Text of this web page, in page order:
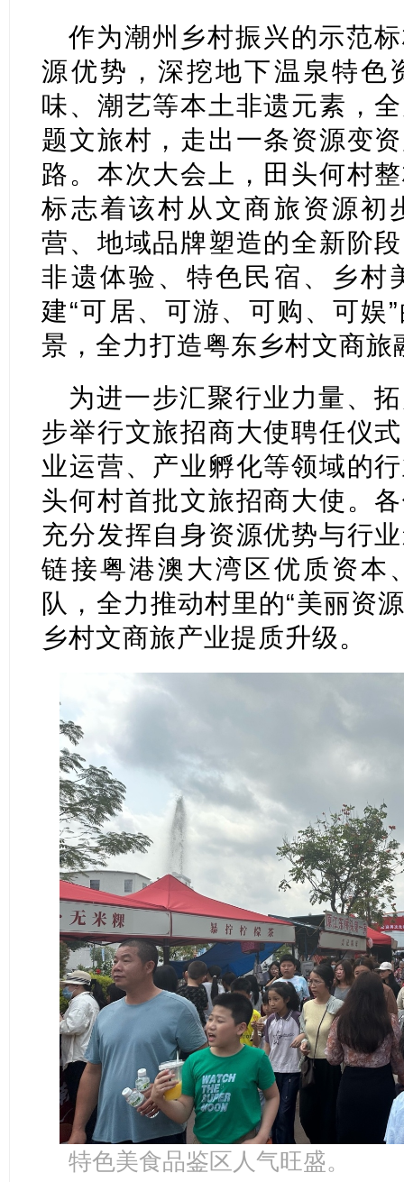
作为潮州乡村振兴的示范
源优势，深挖地下温泉特色
味、潮艺等本土非遗元素，
题文旅村，走出一条资源变
路。本次大会上，田头何村
标志着该村从文商旅资源初
营、地域品牌塑造的全新阶
非遗体验、特色民宿、乡村
建“可居、可游、可购、可娱
景，全力打造粤东乡村文商旅
为进一步汇聚行业力量、
步举行文旅招商大使聘任仪
业运营、产业孵化等领域的
头何村首批文旅招商大使。
充分发挥自身资源优势与行
链接粤港澳大湾区优质资本
队，全力推动村里的“美丽资
乡村文商旅产业提质升级。
特色美食品鉴区人气旺盛。